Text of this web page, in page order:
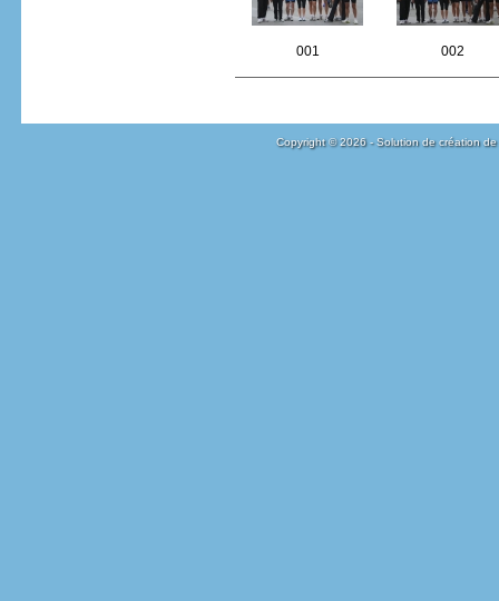
001 002
Copyright © 2026 - Solution de création